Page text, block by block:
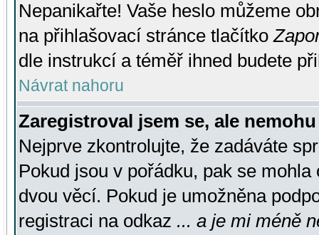
Nepanikařte! Vaše heslo můžeme
na přihlašovací stránce tlačítko
dle instrukcí a téměř ihned budete
Návrat nahoru
Zaregistroval jsem se, ale
Nejprve zkontrolujte, že zadáváte
Pokud jsou v pořádku, pak se
dvou věcí. Pokud je umožněna
registraci na odkaz ... a je mi méně